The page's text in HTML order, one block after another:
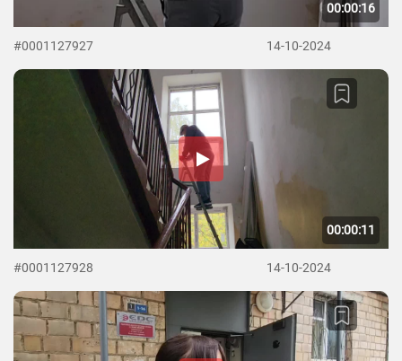
00:00:16
#0001127927 14-10-2024
00:00:11
#0001127928 14-10-2024